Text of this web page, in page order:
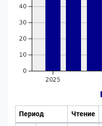
Период Чтение